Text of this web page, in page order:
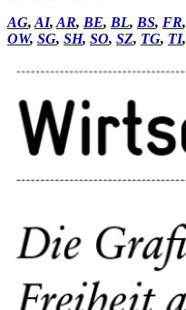
AG, AI, AR, BE, BL, BS, FR,
OW, SG, SH, SO, SZ, TG, TI,